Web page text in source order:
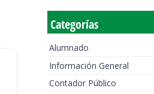
Categorías
Alumnado
Información General
Contador Público